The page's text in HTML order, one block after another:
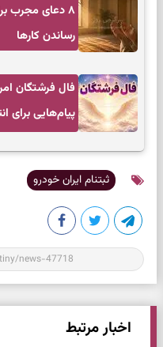
۸ دعای مجرب
رساندن کار‌ها
پیام‌هایی برای
ثبتنام ایران خودرو
اخبار مرتبط